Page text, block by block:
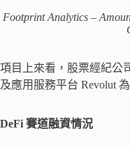
Footprint Analytics –
項目上來看，股票經紀公
及應用服務平台 Revolut
DeFi 賽道融資情況